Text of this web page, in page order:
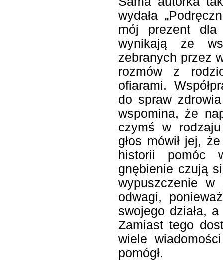
wydała
mój prezent
wynikają ze
zebranych przez
rozmów z
ofiarami.
do spraw
wspomina, że
czymś w
głos mówił jej,
historii pomóc
gnębienie czują
wypuszczenie
odwagi,
swojego działa,
Zamiast tego
wiele
pomógł.